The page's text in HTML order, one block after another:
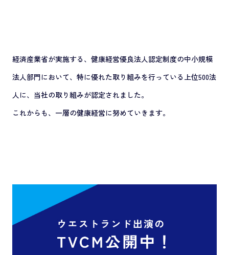
経済産業省が実施する、健康経営優良法人認定制度の中小規模
法人部門において、特に優れた取り組みを行っている上位500法
人に、当社の取り組みが認定されました。
これからも、一層の健康経営に努めていきます。